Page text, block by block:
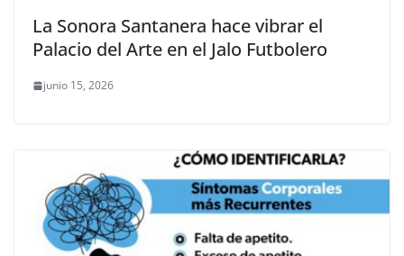
La Sonora Santanera hace vibrar el
Palacio del Arte en el Jalo Futbolero
junio 15, 2026